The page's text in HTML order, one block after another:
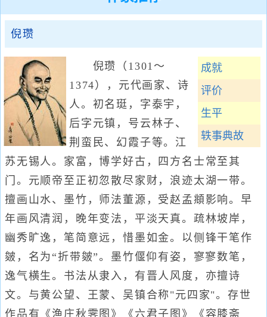
倪瓒
成就
评价
生平
轶事典故
倪瓒（1301～
1374），元代画家、诗
人。初名珽，字泰宇，
后字元镇，号云林子、
荆蛮民、幻霞子等。江
苏无锡人。家富，博学好古，四方名士常至其
门。元顺帝至正初忽散尽家财，浪迹太湖一带。
擅画山水、墨竹，师法董源，受赵孟頫影响。早
年画风清润，晚年变法，平淡天真。疏林坡岸，
幽秀旷逸，笔简意远，惜墨如金。以侧锋干笔作
皴，名为“折带皴”。墨竹偃仰有姿，寥寥数笔，
逸气横生。书法从隶入，有晋人风度，亦擅诗
文。与黄公望、王蒙、吴镇合称"元四家"。存世
作品有《渔庄秋霁图》《六君子图》《容膝斋